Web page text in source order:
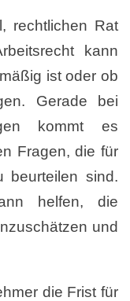
rechtlichen Rat
kann
ist oder ob
Gerade bei
kommt es
Fragen, die für
beurteilen sind.
helfen, die
und
die Frist für